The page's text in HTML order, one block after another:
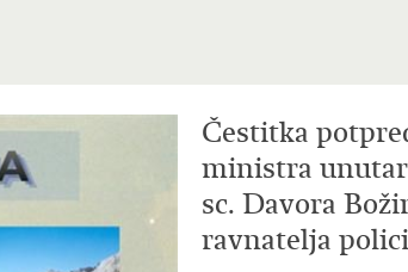
Čestitka
ministra
sc. Davora
ravnatelja